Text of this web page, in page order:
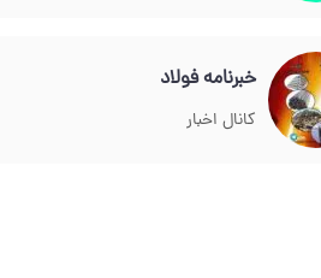
خبرنامه فولاد
کانال اخبار